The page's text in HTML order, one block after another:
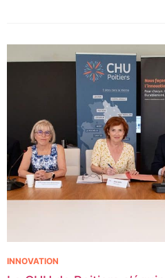
cancers pédiatriques.
INNOVATION